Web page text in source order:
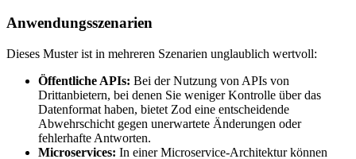
Anwendungsszenarien
Dieses Muster ist in mehreren Szenarien unglaublich wertvoll:
Öffentliche APIs: Bei der Nutzung von APIs von
Drittanbietern, bei denen Sie weniger Kontrolle über das
Datenformat haben, bietet Zod eine entscheidende
Abwehrschicht gegen unerwartete Änderungen oder
fehlerhafte Antworten.
Microservices: In einer Microservice-Architektur können